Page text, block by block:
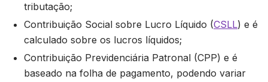
tributação;
Contribuição Social sobre Lucro Líquido (CSLL) e é
calculado sobre os lucros líquidos;
Contribuição Previdenciária Patronal (CPP) e é
baseado na folha de pagamento, podendo variar